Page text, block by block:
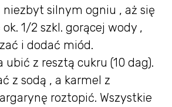
silnym ogniu , aż się
1/2 szkl. gorącej wody ,
i dodać miód.
ubić z resztą cukru (10 dag).
z sodą , a karmel z
roztopić. Wszystkie